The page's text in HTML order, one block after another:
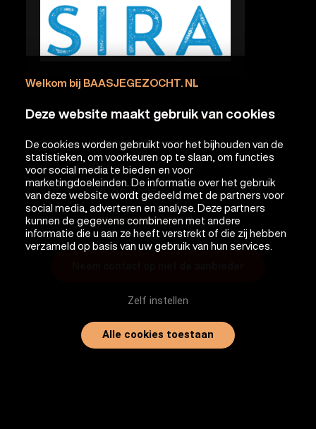
Welkom bij BAASJEGEZOCHT. NL
Deze website maakt gebruik van cookies
De cookies worden gebruikt voor het bijhouden van de
statistieken, om voorkeuren op te slaan, om functies
voor social media te bieden en voor
marketingdoeleinden. De informatie over het gebruik
van deze website wordt gedeeld met de partners voor
social media, adverteren en analyse. Deze partners
kunnen de gegevens combineren met andere
informatie die u aan ze heeft verstrekt of die zij hebben
verzameld op basis van uw gebruik van hun services.
Zelf instellen
Alle cookies toestaan
Aanbieder STICHTING I RESPECT ANIMALS
Soort Herplaatser internationaal
Plaats Asiel
Datum 08-05-2026
Website www.irespectanimals.nl